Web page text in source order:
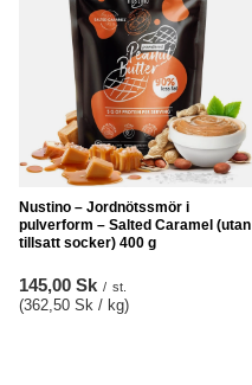
Nustino – Jordnötssmör i
pulverform – Salted Caramel (utan
tillsatt socker) 400 g
145,00 Sk / st.
(362,50 Sk / kg)